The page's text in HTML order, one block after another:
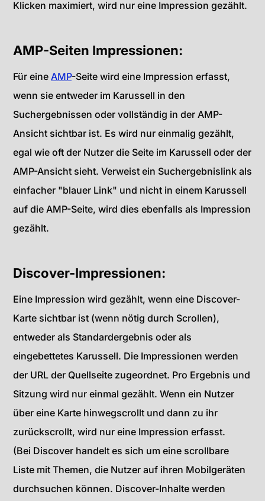
Klicken maximiert, wird nur eine Impression gezählt.
AMP-Seiten Impressionen:
Für eine AMP-Seite wird eine Impression erfasst,
wenn sie entweder im Karussell in den
Suchergebnissen oder vollständig in der AMP-
Ansicht sichtbar ist. Es wird nur einmalig gezählt,
egal wie oft der Nutzer die Seite im Karussell oder der
AMP-Ansicht sieht. Verweist ein Suchergebnislink als
einfacher "blauer Link" und nicht in einem Karussell
auf die AMP-Seite, wird dies ebenfalls als Impression
gezählt.
Discover-Impressionen:
Eine Impression wird gezählt, wenn eine Discover-
Karte sichtbar ist (wenn nötig durch Scrollen),
entweder als Standardergebnis oder als
eingebettetes Karussell. Die Impressionen werden
der URL der Quellseite zugeordnet. Pro Ergebnis und
Sitzung wird nur einmal gezählt. Wenn ein Nutzer
über eine Karte hinwegscrollt und dann zu ihr
zurückscrollt, wird nur eine Impression erfasst.
(Bei Discover handelt es sich um eine scrollbare
Liste mit Themen, die Nutzer auf ihren Mobilgeräten
durchsuchen können. Discover-Inhalte werden